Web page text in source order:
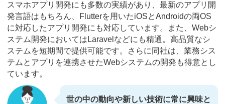
スマホアプリ開発にも多数の実績があり、最新のアプリ開
発言語はもちろん、Flutterを用いたiOSとAndroidの両OS
に対応したアプリ開発にも対応しています。また、Webシ
ステム開発においてはLaravelなどにも精通。高品質なシ
ステムを短期間で提供可能です。さらに同社は、業務シス
テムとアプリを連携させたWebシステムの開発も得意とし
ています。
世の中の動向や新しい技術に常に興味と